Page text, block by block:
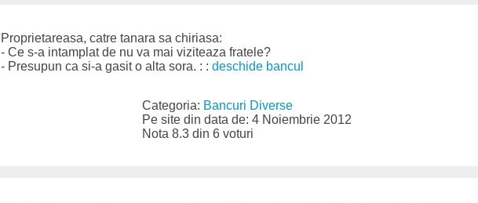
Proprietareasa, catre tanara sa chiriasa:
- Ce s-a intamplat de nu va mai viziteaza fratele?
- Presupun ca si-a gasit o alta sora. : : deschide bancul
Categoria: Bancuri Diverse
Pe site din data de: 4 Noiembrie 2012
Nota 8.3 din 6 voturi